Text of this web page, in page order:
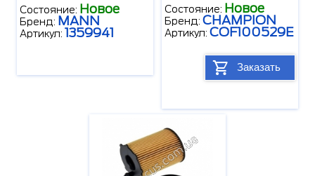
Состояние: Новое
Бренд: MANN
Артикул: 1359941
Состояние: Новое
Бренд: CHAMPION
Артикул: COF100529E
Заказать